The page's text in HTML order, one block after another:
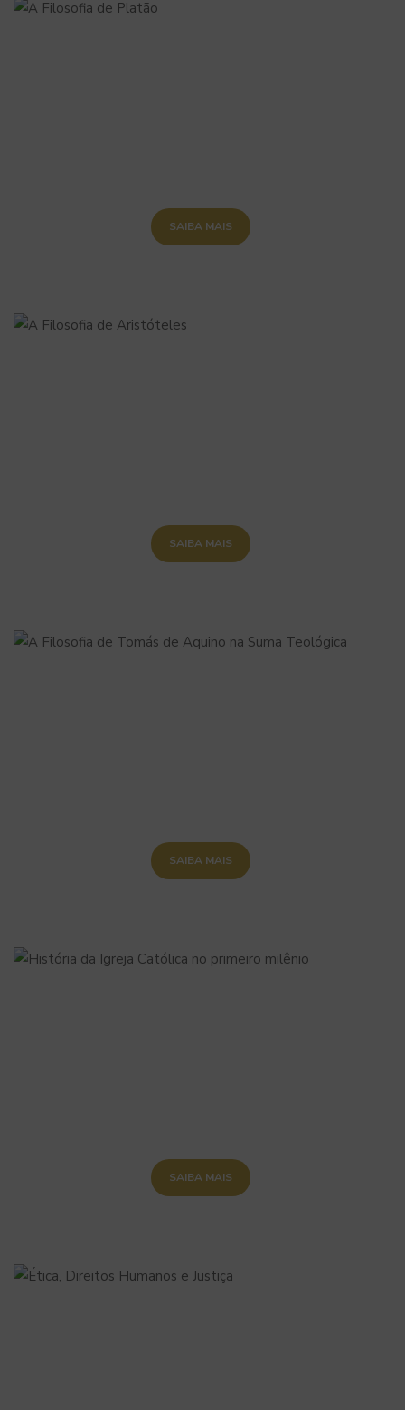
SAIBA MAIS
SAIBA MAIS
SAIBA MAIS
SAIBA MAIS